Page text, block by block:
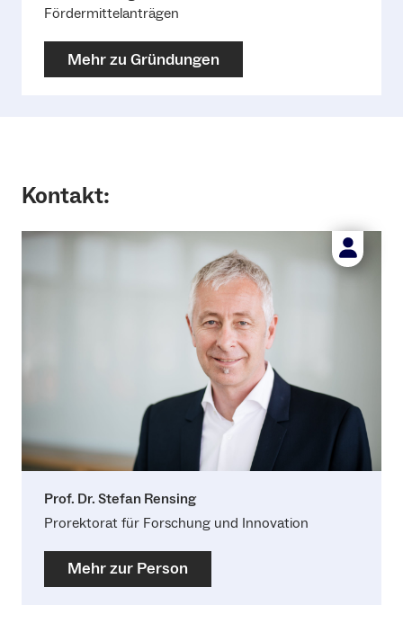
Fördermittelanträgen
Mehr zu Gründungen
Kontakt:
Prof. Dr. Stefan Rensing
Prorektorat für Forschung und Innovation
Mehr zur Person